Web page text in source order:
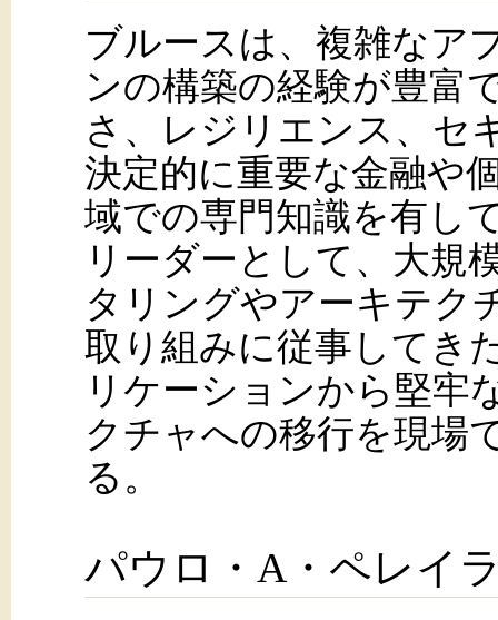
ブルースは、複雑なア
ンの構築の経験が豊富
さ、レジリエンス、セ
決定的に重要な金融や
域での専門知識を有し
リーダーとして、大規
タリングやアーキテク
取り組みに従事してき
リケーションから堅牢
クチャへの移行を現場
る。
パウロ・A・ペレイ